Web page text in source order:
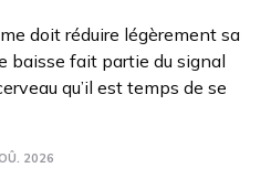
doit réduire légèrement sa
baisse fait partie du signal
qu’il est temps de se
2026